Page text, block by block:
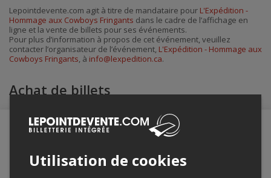
courriel
Lepointdevente.com agit à titre de mandataire pour L'Expédition -
Hommage aux Cowboys Fringants dans le cadre de l’affichage en
ligne et la vente de billets pour ses événements.
Pour plus d’information à propos de cet événement, veuillez
contacter l’organisateur de l’événement, L'Expédition - Hommage aux
Cowboys Fringants, à info@lexpedition.ca.
Achat de billets
Merci de confirmer que vous n'êtes pas un
robot ci-bas.
Utilisation de cookies